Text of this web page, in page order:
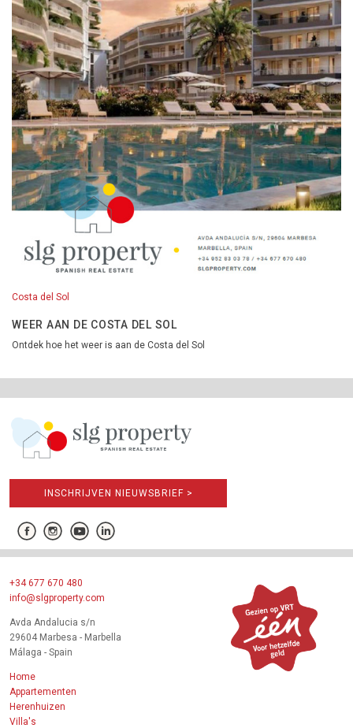
Costa del Sol
WEER AAN DE COSTA DEL SOL
Ontdek hoe het weer is aan de Costa del Sol
INSCHRIJVEN NIEUWSBRIEF >
+34 677 670 480
info@slgproperty.com
Avda Andalucia s/n
29604 Marbesa - Marbella
Málaga - Spain
Home
Appartementen
Herenhuizen
Villa's